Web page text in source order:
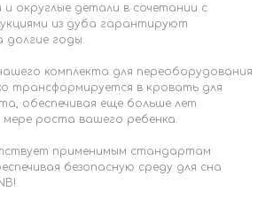
и округлые детали в сочетании с
из дуба гарантируют
долгие годы.
комплекта для переоборудования
трансформируется в кровать для
обеспечивая еще больше лет
мере роста вашего ребенка.
применимым стандартам
безопасную среду для сна